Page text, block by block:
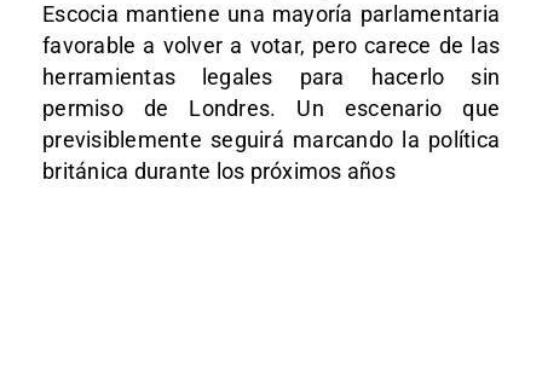
Escocia mantiene una mayoría parlamentaria
favorable a volver a votar, pero carece de las
herramientas legales para hacerlo sin
permiso de Londres. Un escenario que
previsiblemente seguirá marcando la política
británica durante los próximos años